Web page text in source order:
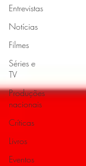
Entrevistas
Notícias
Filmes
Séries e
TV
Produções
nacionais
Críticas
Livros
Eventos